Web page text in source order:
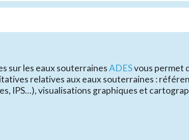
sur les eaux souterrainesADESvous permet
relatives aux eaux souterraines :
IPS…), visualisations graphiques et